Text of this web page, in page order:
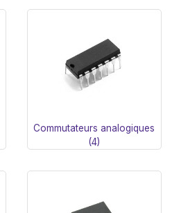
Commutateurs analogiques
(4)